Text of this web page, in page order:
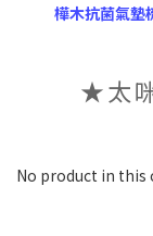
樺木抗菌氣墊
★太
No product in this